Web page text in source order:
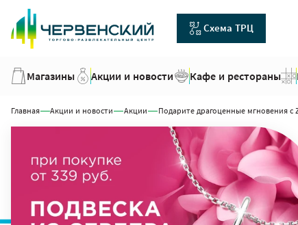
Схема ТРЦ
Магазины Акции и новости Кафе и рестораны
Главная Акции и новости Акции Подарите драгоценные мгновения с